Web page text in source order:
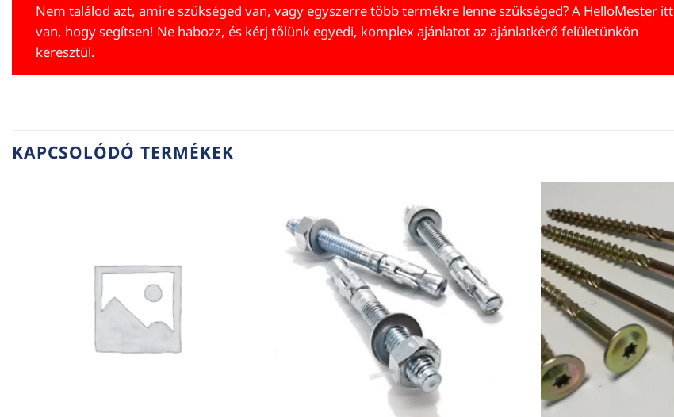
Nem találod azt, amire szükséged van, vagy egyszerre több termékre lenne szükséged? A HelloMester itt
van, hogy segítsen! Ne habozz, és kérj tőlünk egyedi, komplex ajánlatot az ajánlatkérő felületünkön
keresztül.
KAPCSOLÓDÓ TERMÉKEK